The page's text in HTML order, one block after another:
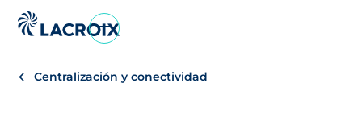
Centralización y conectividad